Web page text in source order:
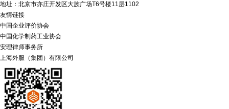
地址：北京市亦庄开发区大族广场T6号楼11层1102
友情链接
中国企业评价协会
中国化学制药工业协会
安理律师事务所
上海外服（集团）有限公司